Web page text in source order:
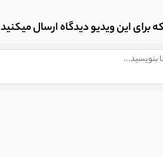
برای این ویدیو دیدگاه ارسال میکنید